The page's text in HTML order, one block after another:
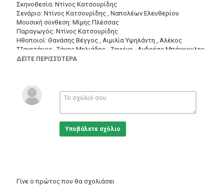
Σκηνοθεσία: Ντίνος Κατσουρίδης
Σενάριο: Ντίνος Κατσουρίδης , Ναπολέων Ελευθερίου
Μουσική σύνθεση: Μίμης Πλέσσας
Παραγωγός: Ντίνος Κατσουρίδης
Ηθοποιοί: Θανάσης Βέγγος , Αιμιλία Υψηλάντη , Αλέκος
Τζανετάκος , Τάκης Μηλιάδης , Ζαννίνο , Ανδρέας Μπάρκουλης ,
Γκιζέλα Ντάλι , Στράτος Παχής , Κώστας Μεντής , Περικλής
Χατζηπαυλής , Γιώργης Χριστοφιλάκης , Έρση Βασιλικιώτη ,
Κώστας Παπαδόπουλος , Αταλάντη Κλαπάκη , Βαγγέλης
Τραϊφόρος , Δήμητρα Κατερινάκη , Σίβυλλα Κατσουρίδη
(Σίβυλλα Καρολίδου, μικρή) , Θανάσης Χατζής.
Πλοκή: Ένας τίμιος άνθρωπος προσπαθεί να βρει μια δουλειά,
αλλά δυσκολεύεται ακριβώς λόγω της τιμιότητάς του αυτής. Η
Κατηγορίες
ΔΕΊΤΕ ΠΕΡΙΣΣΌΤΕΡΑ
Υποβάλετε σχόλιο
Γίνε ο πρώτος που θα σχολιάσει